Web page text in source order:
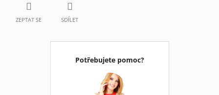
ZEPTAT SE SDÍLET
Potřebujete pomoc?